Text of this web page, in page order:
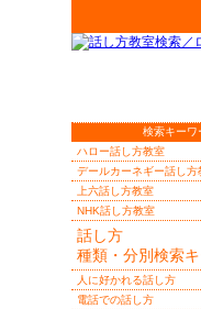
検索キーワ
ハロー話し方教室
デールカーネギー話し方
上六話し方教室
NHK話し方教室
話し方
種類・分別検索
人に好かれる話し方
電話での話し方